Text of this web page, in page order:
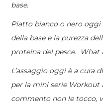
base.
Piatto bianco o nero
della base e la purezza
proteina del pesce. What
L’assaggio oggi è a cura
per la mini serie Workout
commento non le tocco,